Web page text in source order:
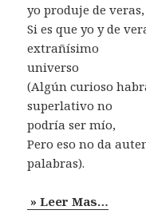
yo produje de veras,
Si es que yo y de
extrañísimo
universo
(Algún curioso
superlativo no
podría ser mío,
Pero eso no da
palabras).
» Leer Mas…